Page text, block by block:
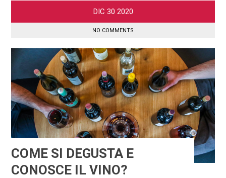
DIC 30 2020
NO COMMENTS
COME SI DEGUSTA E
CONOSCE IL VINO?